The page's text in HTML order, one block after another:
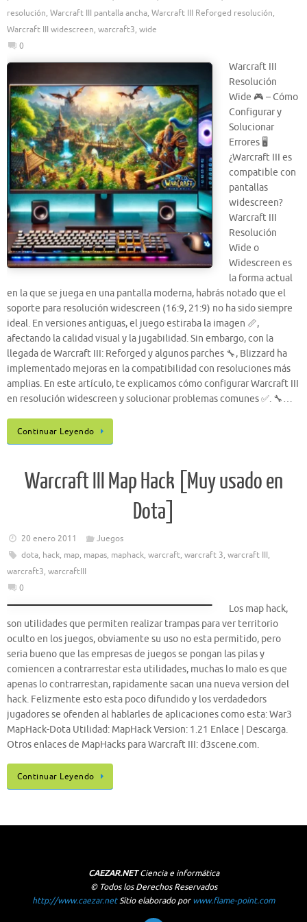
resolución, Warcraft III pantalla ancha, Warcraft III Reforged resolución,
Warcraft III widescreen, warcraft3, wide
0
Warcraft III
Resolución
Wide 🎮 – Cómo
Configurar y
Solucionar
Errores 🖥️
¿Warcraft III es
compatible con
pantallas
widescreen?
Warcraft III
Resolución
Wide o
Widescreen es
la forma actual
en la que se juega en una pantalla moderna, habrás notado que el
soporte para resolución widescreen (16:9, 21:9) no ha sido siempre
ideal. En versiones antiguas, el juego estiraba la imagen 📏,
afectando la calidad visual y la jugabilidad. Sin embargo, con la
llegada de Warcraft III: Reforged y algunos parches 🔧, Blizzard ha
implementado mejoras en la compatibilidad con resoluciones más
amplias. En este artículo, te explicamos cómo configurar Warcraft III
en resolución widescreen y solucionar problemas comunes ✅. 🔧…
Continuar Leyendo
Warcraft III Map Hack [Muy usado en
Dota]
20 enero 2011
Juegos
dota, hack, map, mapas, maphack, warcraft, warcraft 3, warcraft III,
warcraft3, warcraftIII
0
Los map hack,
son utilidades que permiten realizar trampas para ver territorio
oculto en los juegos, obviamente su uso no esta permitido, pero
seria bueno que las empresas de juegos se pongan las pilas y
comiencen a contrarrestar esta utilidades, muchas lo malo es que
apenas lo contrarrestan, rapidamente sacan una nueva version del
hack. Felizmente esto esta poco difundido y los verdadedors
jugadores se ofenden al hablarles de aplicaciones como esta: War3
MapHack-Dota Utilidad: MapHack Version: 1.21 Enlace | Descarga.
Otros enlaces de MapHacks para Warcraft III: d3scene.com.
Continuar Leyendo
CAEZAR.NETCiencia e informática
© Todos los Derechos Reservados
http://www.caezar.netSitio elaborado porwww.flame-point.com